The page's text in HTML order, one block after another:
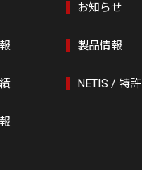
お知らせ
製品情報
NETIS / 特許